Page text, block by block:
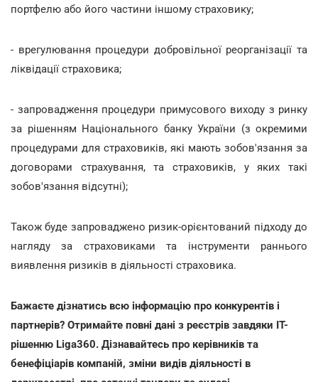
портфелю або його частини іншому страховику;
- врегулювання процедури добровільної реорганізації та
ліквідації страховика;
- запровадження процедури примусового виходу з ринку
за рішенням Національного банку України (з окремими
процедурами для страховиків, які мають зобов'язання за
договорами страхування, та страховиків, у яких такі
зобов'язання відсутні);
Також буде запроваджено ризик-орієнтований підходу до
нагляду за страховиками та інструменти раннього
виявлення ризиків в діяльності страховика.
Бажаєте дізнатись всю інформацію про конкурентів і
партнерів? Отримайте повні дані з реєстрів завдяки IT-
рішенню Liga360. Дізнавайтесь про керівників та
бенефіціарів компаній, зміни видів діяльності в